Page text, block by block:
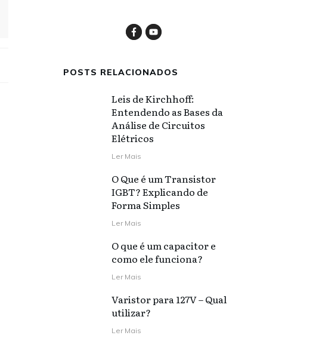
POSTS RELACIONADOS
Leis de Kirchhoff:
Entendendo as Bases da
Análise de Circuitos
Elétricos
Ler Mais
O Que é um Transistor
IGBT? Explicando de
Forma Simples
Ler Mais
O que é um capacitor e
como ele funciona?
Ler Mais
Varistor para 127V – Qual
utilizar?
Ler Mais